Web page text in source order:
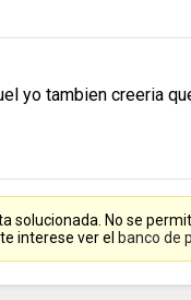
yo tambien creeria
solucionada. No se
interese ver el banco de